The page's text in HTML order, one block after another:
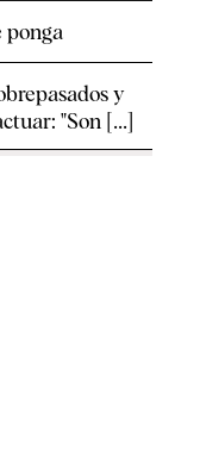
ponga
y
"Son [...]